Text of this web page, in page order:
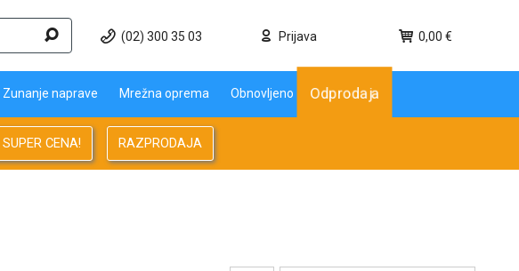
(02) 300 35 03 Prijava 0,00 €
Zunanje naprave Mrežna oprema Obnovljeno Odprodaja
SUPER CENA! RAZPRODAJA